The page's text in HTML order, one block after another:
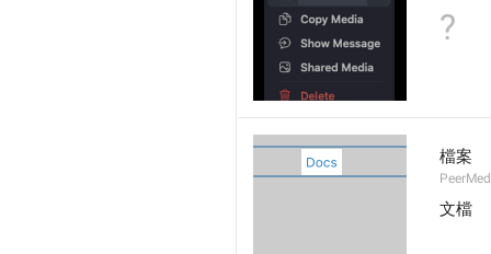
?
檔案
文檔